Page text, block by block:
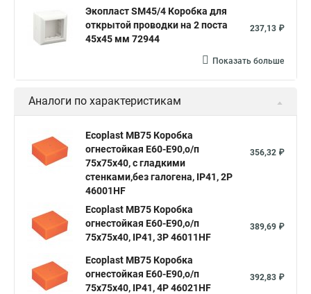
Экопласт SM45/4 Коробка для
открытой проводки на 2 поста
45х45 мм 72944
237,13 ₽
Показать больше
Аналоги по характеристикам
Ecoplast MB75 Коробка
огнестойкая E60-E90,о/п
75х75х40, с гладкими
стенками,без галогена, IP41, 2P
46001HF
356,32 ₽
Ecoplast MB75 Коробка
огнестойкая E60-E90,о/п
75х75х40, IP41, 3P 46011HF
389,69 ₽
Ecoplast MB75 Коробка
огнестойкая E60-E90,о/п
75х75х40, IP41, 4P 46021HF
392,83 ₽